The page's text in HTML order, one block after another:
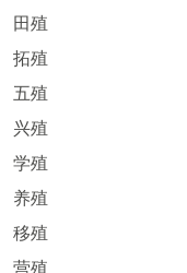
田殖
拓殖
五殖
兴殖
学殖
养殖
移殖
营殖